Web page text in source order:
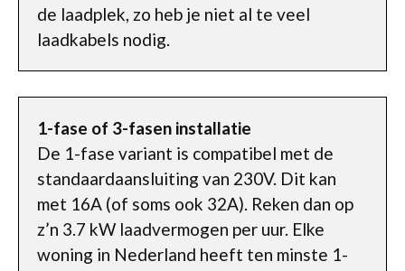
de laadplek, zo heb je niet al te veel
laadkabels nodig.
1-fase of 3-fasen installatie
De 1-fase variant is compatibel met de
standaardaansluiting van 230V. Dit kan
met 16A (of soms ook 32A). Reken dan op
z’n 3.7 kW laadvermogen per uur. Elke
woning in Nederland heeft ten minste 1-